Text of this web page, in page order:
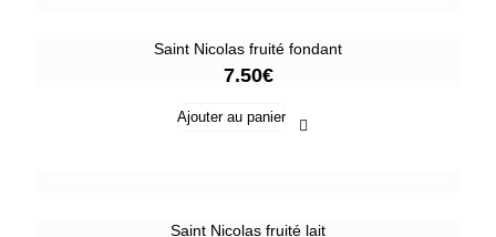
Saint Nicolas fruité fondant
7.50€
Ajouter au panier
Saint Nicolas fruité lait